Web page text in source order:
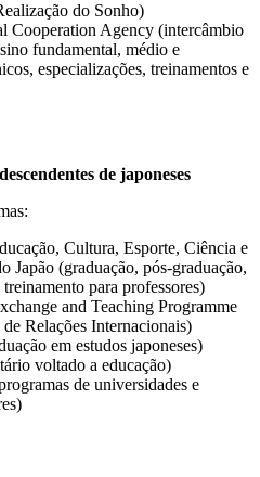
do Sonho)
Cooperation Agency (intercâmbio
fundamental, médio e
especializações, treinamentos e
de japoneses
Cultura, Esporte, Ciência e
Japão (graduação, pós-graduação,
para professores)
and Teaching Programme
Relações Internacionais)
em estudos japoneses)
voltado a educação)
de universidades e